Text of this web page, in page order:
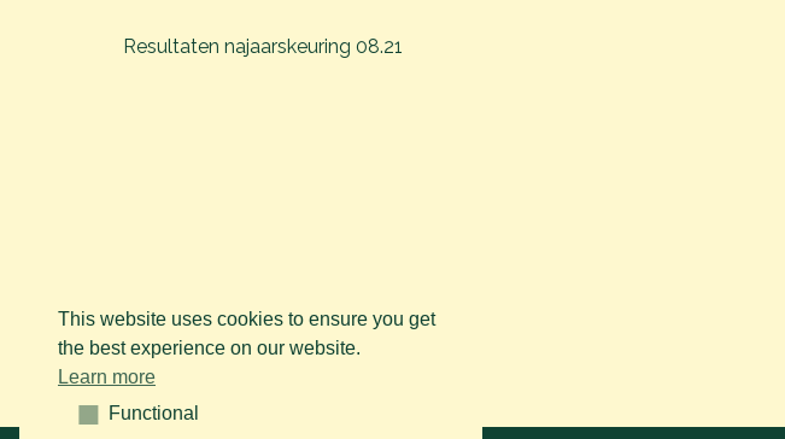
Resultaten najaarskeuring 08.21
This website uses cookies to ensure you get
the best experience on our website.
Learn more
Functional
Functional